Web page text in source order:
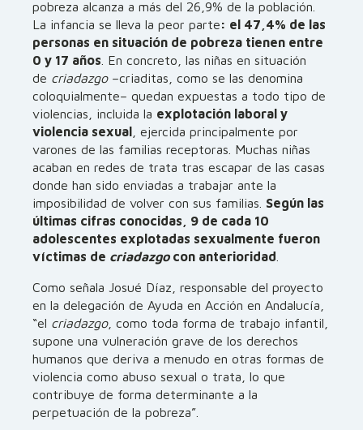
pobreza alcanza a más del 26,9% de la población.
La infancia se lleva la peor parte: el 47,4% de las
personas en situación de pobreza tienen entre
0 y 17 años . En concreto, las niñas en situación
de criadazgo –criaditas, como se las denomina
coloquialmente– quedan expuestas a todo tipo de
violencias, incluida la explotación laboral y
violencia sexual , ejercida principalmente por
varones de las familias receptoras. Muchas niñas
acaban en redes de trata tras escapar de las casas
donde han sido enviadas a trabajar ante la
imposibilidad de volver con sus familias. Según las
últimas cifras conocidas, 9 de cada 10
adolescentes explotadas sexualmente fueron
víctimas de criadazgo con anterioridad
Como señala Josué Díaz, responsable del proyecto
en la delegación de Ayuda en Acción en Andalucía,
“el criadazgo, como toda forma de trabajo infantil,
supone una vulneración grave de los derechos
humanos que deriva a menudo en otras formas de
violencia como abuso sexual o trata, lo que
contribuye de forma determinante a la
perpetuación de la pobreza”.